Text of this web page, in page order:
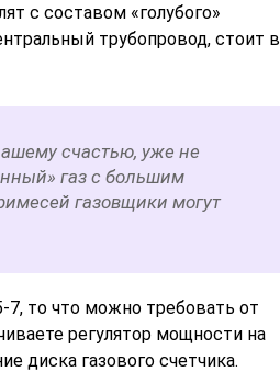
с составом «голубого»
трубопровод, стоит в
счастью, уже не
газ с большим
газовщики могут
7, то что можно требовать от
регулятор мощности на
диска газового счетчика.